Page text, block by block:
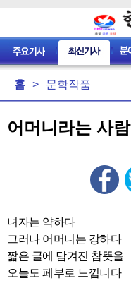
홈 > 문학작품
어머니라는 사람
녀자는 약하다
그러나 어머니는 강하다
짧은 글에 담겨진 참뜻을
오늘도 페부로 느낍니다